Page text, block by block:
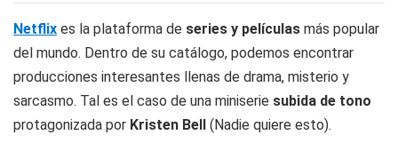
Netflix es la plataforma de series y películas más popular
del mundo. Dentro de su catálogo, podemos encontrar
producciones interesantes llenas de drama, misterio y
sarcasmo. Tal es el caso de una miniserie subida de tono
protagonizada por Kristen Bell (Nadie quiere esto).